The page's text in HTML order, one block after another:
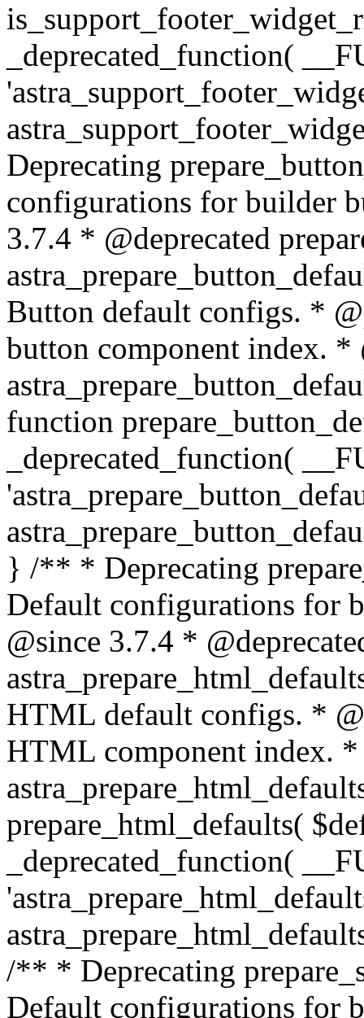
_deprecated_function(
Deprecating
configurations for builder
3.7.4 * @deprecated
Button default configs. *
button component index. *
function
_deprecated_function(
} /** * Deprecating
Default configurations for
@since 3.7.4 *
HTML default configs. *
HTML component index. *
prepare_html_defaults(
_deprecated_function(
/** * Deprecating
Default configurations for